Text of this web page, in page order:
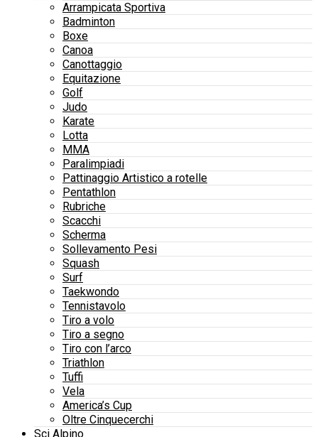
Arrampicata Sportiva
Badminton
Boxe
Canoa
Canottaggio
Equitazione
Golf
Judo
Karate
Lotta
MMA
Paralimpiadi
Pattinaggio Artistico a rotelle
Pentathlon
Rubriche
Scacchi
Scherma
Sollevamento Pesi
Squash
Surf
Taekwondo
Tennistavolo
Tiro a volo
Tiro a segno
Tiro con l’arco
Triathlon
Tuffi
Vela
America’s Cup
Oltre Cinquecerchi
Sci Alpino